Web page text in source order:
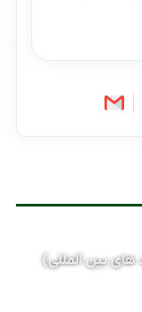
های بین المللی)